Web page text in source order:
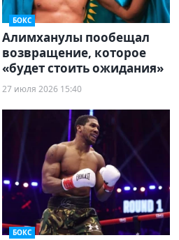
БОКС
Алимханулы пообещал
возвращение, которое
«будет стоить ожидания»
27 июля 2026 15:40
БОКС